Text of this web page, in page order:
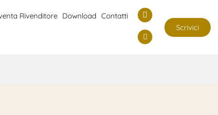
Rivenditore Download Contatti
Scrivici